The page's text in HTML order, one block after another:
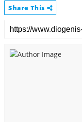
Share This